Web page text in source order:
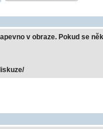
v obraze. Pokud se